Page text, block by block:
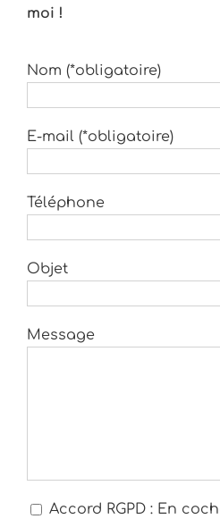
moi !
Nom (*obligatoire)
E-mail (*obligatoire)
Téléphone
Objet
Message
Accord RGPD : En